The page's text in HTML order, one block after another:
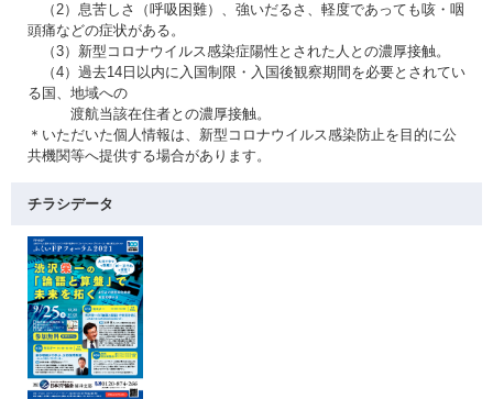
（2）息苦しさ（呼吸困難）、強いだるさ、軽度であっても咳・咽
頭痛などの症状がある。
（3）新型コロナウイルス感染症陽性とされた人との濃厚接触。
（4）過去14日以内に入国制限・入国後観察期間を必要とされてい
る国、地域への
渡航当該在住者との濃厚接触。
＊いただいた個人情報は、新型コロナウイルス感染防止を目的に公
共機関等へ提供する場合があります。
チラシデータ